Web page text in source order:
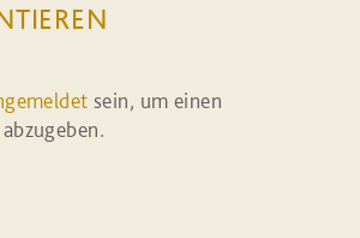
sein, um einen